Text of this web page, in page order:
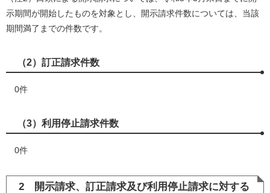
示期間が開始したものを対象とし、開示請求件数については、当該
期間満了までの件数です。
（2）訂正請求件数
0件
（3）利用停止請求件数
0件
2 開示請求、訂正請求及び利用停止請求に対する